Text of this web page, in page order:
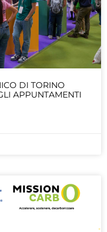
DI TORINO
APPUNTAMENTI